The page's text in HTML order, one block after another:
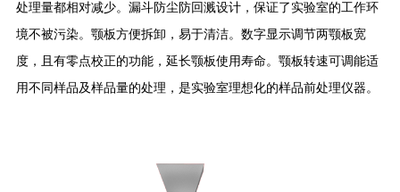
处理量都相对减少。漏斗防尘防回溅设计，保证了实验室的工作环
境不被污染。颚板方便拆卸，易于清洁。数字显示调节两颚板宽
度，且有零点校正的功能，延长颚板使用寿命。颚板转速可调能适
用不同样品及样品量的处理，是实验室理想化的样品前处理仪器。